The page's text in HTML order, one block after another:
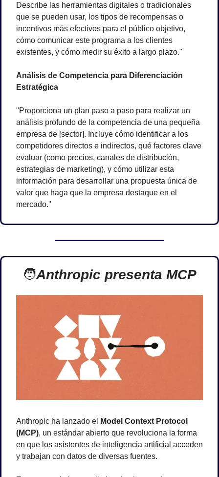
Describe las herramientas digitales o tradicionales
que se pueden usar, los tipos de recompensas o
incentivos más efectivos para el público objetivo,
cómo comunicar este programa a los clientes
existentes, y cómo medir su éxito a largo plazo."
Análisis de Competencia para Diferenciación
Estratégica
"Proporciona un plan paso a paso para realizar un
análisis profundo de la competencia de una pequeña
empresa de [sector]. Incluye cómo identificar a los
competidores directos e indirectos, qué factores clave
evaluar (como precios, canales de distribución,
estrategias de marketing), y cómo utilizar esta
información para desarrollar una propuesta única de
valor que haga que la empresa destaque en el
mercado."
🧑Anthropic presenta MCP
Anthropic ha lanzado el
Model Context Protocol
(MCP), un estándar abierto que revoluciona la forma
en que los asistentes de inteligencia artificial acceden
y trabajan con datos de diversas fuentes.